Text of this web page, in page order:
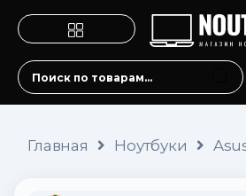
Главная Ноутбуки